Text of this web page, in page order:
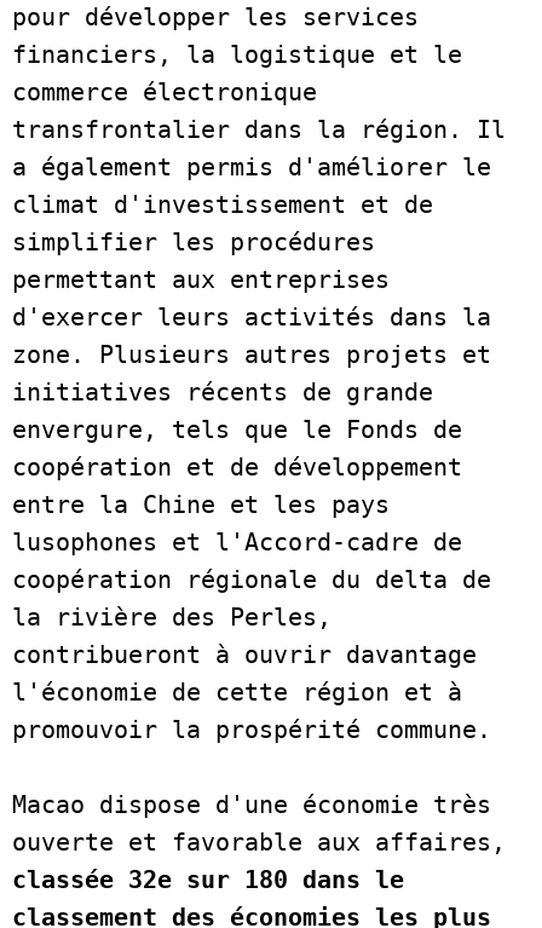
pour développer les services
financiers, la logistique et le
commerce électronique
transfrontalier dans la région. Il
a également permis d'améliorer le
climat d'investissement et de
simplifier les procédures
permettant aux entreprises
d'exercer leurs activités dans la
zone. Plusieurs autres projets et
initiatives récents de grande
envergure, tels que le Fonds de
coopération et de développement
entre la Chine et les pays
lusophones et l'Accord-cadre de
coopération régionale du delta de
la rivière des Perles,
contribueront à ouvrir davantage
l'économie de cette région et à
promouvoir la prospérité commune.
Macao dispose d'une économie très
classée 32e sur 180 dans le
classement des économies les plus